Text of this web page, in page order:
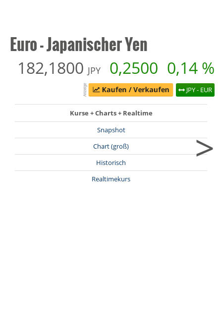
Euro - Japanischer Yen
182,1800 JPY 0,2500 0,14 %
JPY - EUR
Kurse + Charts + Realtime
Snapshot
Chart (groß)
Historisch
Realtimekurs
>